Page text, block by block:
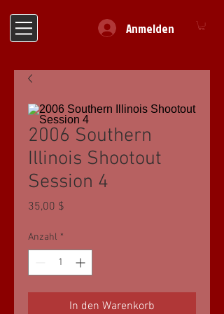
Anmelden
2006 Southern
Illinois Shootout
Session 4
35,00 $
Anzahl *
In den Warenkorb